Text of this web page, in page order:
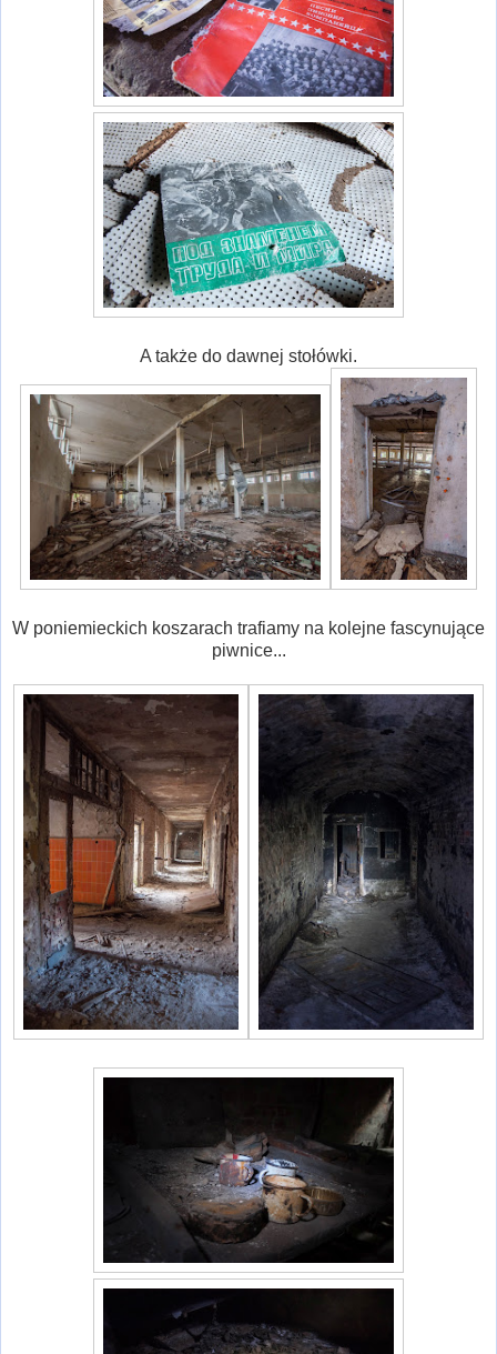
A także do dawnej stołówki.
W poniemieckich koszarach trafiamy na kolejne fascynujące
piwnice...